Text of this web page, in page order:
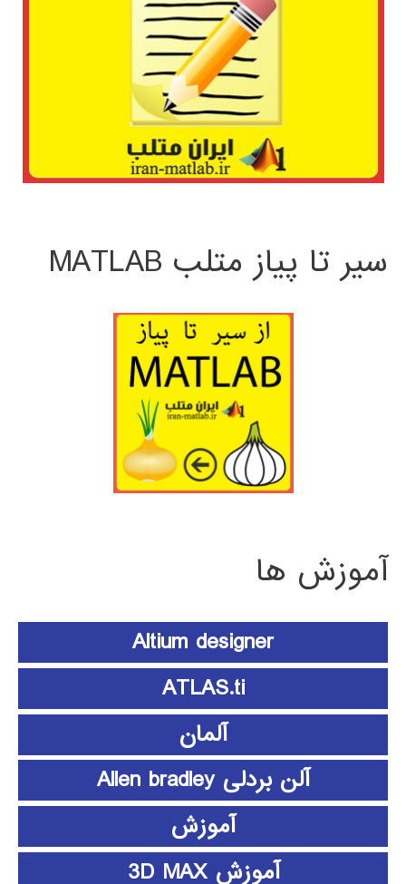
سیر تا پیاز متلب MATLAB
آموزش ها
Altium designer
ATLAS.ti
آلمان
آلن بردلی Allen bradley
آموزش
آموزش 3D MAX